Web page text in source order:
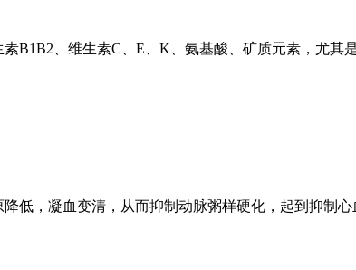
B1B2、维生素C、E、K、氨基酸、矿质元素，尤其
低，凝血变清，从而抑制动脉粥样硬化，起到抑制心